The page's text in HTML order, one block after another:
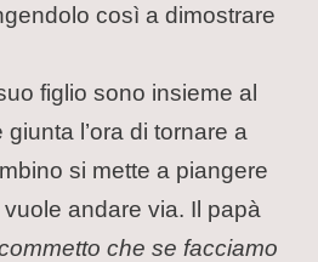
così a dimostrare
figlio sono insieme al
l’ora di tornare a
si mette a piangere
andare via. Il papà
che se facciamo